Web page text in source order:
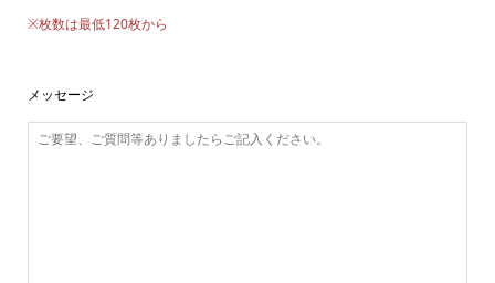
※枚数は最低120枚から
メッセージ